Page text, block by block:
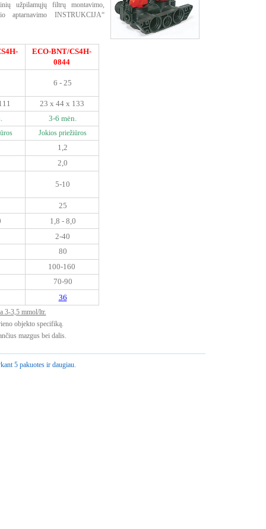
užpilamųjų filtrų montavimo,
aptarnavimo INSTRUKCIJA“
ECO-BNT/CS4H-
0844
6 - 25
23 x 44 x 133
3-6 mėn.
Jokios priežiūros
1,2
2,0
5-10
25
1,8 - 8,0
2-40
80
100-160
70-90
36
3-3,5 mmol/ltr.
objekto specifiką.
mazgus bei dalis.
5 pakuotes ir daugiau.